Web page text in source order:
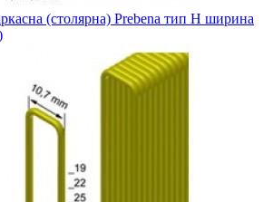
(столярна) Prebena тип H ширина